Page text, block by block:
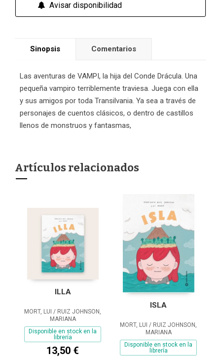
Avisar disponibilidad
Sinopsis Comentarios
Las aventuras de VAMPI, la hija del Conde Drácula. Una
pequeña vampiro terriblemente traviesa. Juega con ella
y sus amigos por toda Transilvania. Ya sea a través de
personajes de cuentos clásicos, o dentro de castillos
llenos de monstruos y fantasmas,
Artículos relacionados
ILLA
MORT, LUI / RUIZ JOHNSON,
MARIANA
Disponible en stock en la
librería
13,50 €
ISLA
MORT, LUI / RUIZ JOHNSON,
MARIANA
Disponible en stock en la
librería